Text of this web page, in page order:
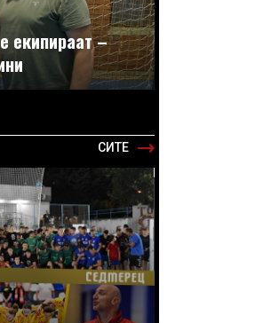
екипираат –
СИТЕ